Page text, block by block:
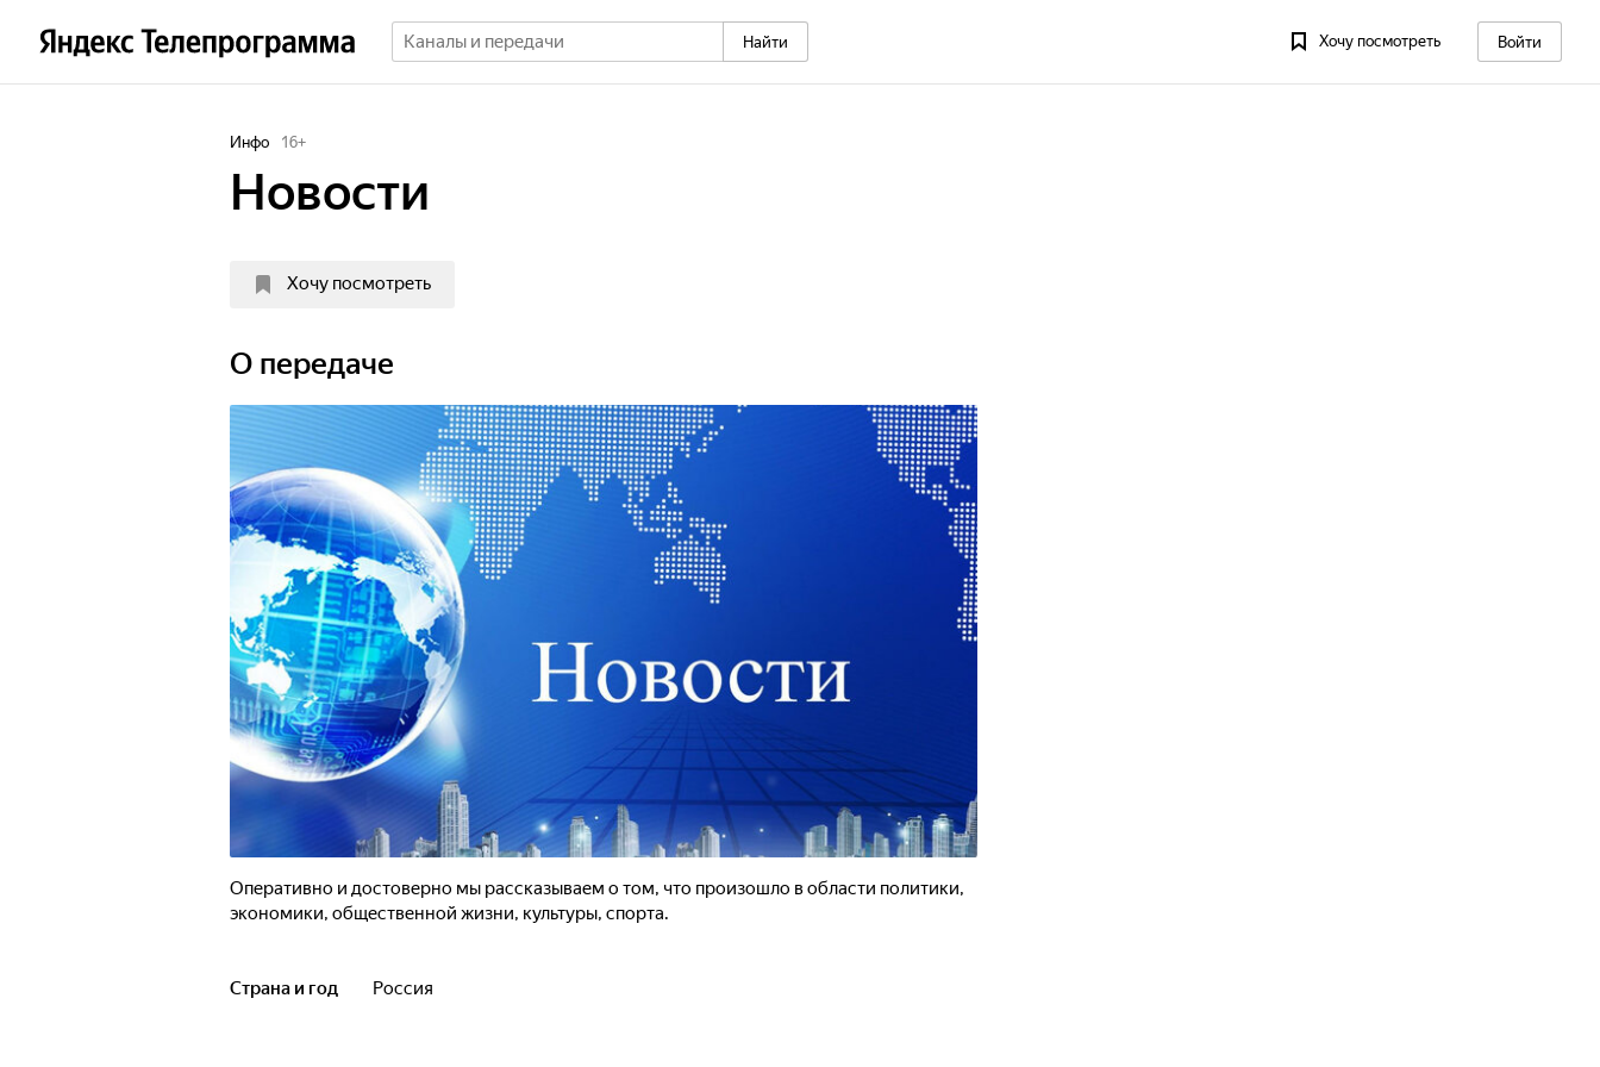
Найти Хочу посмотреть Войти
Инфо 16+
Новости
Хочу посмотреть
О передаче
Оперативно и достоверно мы рассказываем о том, что произошло в области политики,
экономики, общественной жизни, культуры, спорта.
Страна и год Россия